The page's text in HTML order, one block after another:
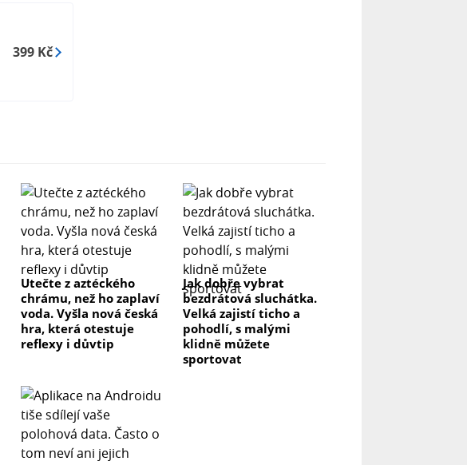
399 Kč
Utečte z aztéckého
chrámu, než ho zaplaví
voda. Vyšla nová česká
hra, která otestuje
reflexy i důvtip
Jak dobře vybrat
bezdrátová sluchátka.
Velká zajistí ticho a
pohodlí, s malými
klidně můžete
sportovat